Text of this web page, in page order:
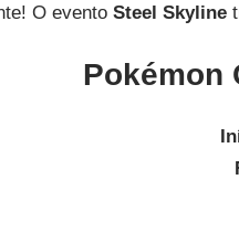
O evento Steel Skyline
Pokémon